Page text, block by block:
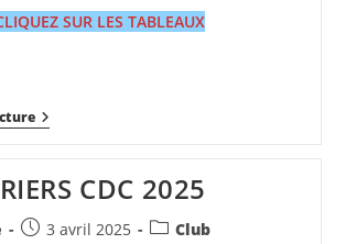
SUR LES TABLEAUX
LISTES
DE
VETERANS
ET
FEMININ
CDC 2025
Publication
3 avril 2025
PostClub